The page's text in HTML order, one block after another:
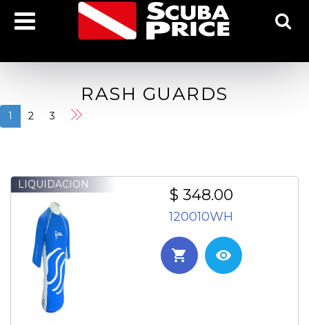
RASH GUARDS
1 2 3
LIQUIDACION
$ 348.00
120010WH